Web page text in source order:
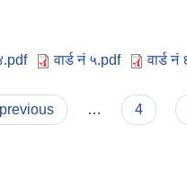
वार्ड नं ५.pdf वार्ड नं
previous … 4